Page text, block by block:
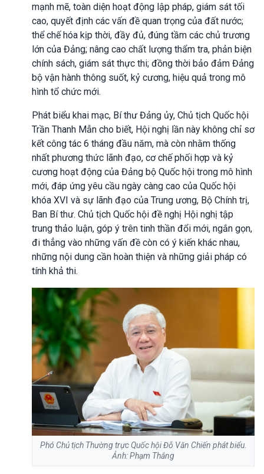
mạnh mẽ, toàn diện hoạt động lập pháp, giám sát tối
cao, quyết định các vấn đề quan trọng của đất nước;
thể chế hóa kịp thời, đầy đủ, đúng tầm các chủ trương
lớn của Đảng; nâng cao chất lượng thẩm tra, phản biện
chính sách, giám sát thực thi; đồng thời bảo đảm Đảng
bộ vận hành thông suốt, kỷ cương, hiệu quả trong mô
hình tổ chức mới.
Phát biểu khai mạc, Bí thư Đảng ủy, Chủ tịch Quốc hội
Trần Thanh Mẫn cho biết, Hội nghị lần này không chỉ sơ
kết công tác 6 tháng đầu năm, mà còn nhằm thống
nhất phương thức lãnh đạo, cơ chế phối hợp và kỷ
cương hoạt động của Đảng bộ Quốc hội trong mô hình
mới, đáp ứng yêu cầu ngày càng cao của Quốc hội
khóa XVI và sự lãnh đạo của Trung ương, Bộ Chính trị,
Ban Bí thư. Chủ tịch Quốc hội đề nghị Hội nghị tập
trung thảo luận, góp ý trên tinh thần đổi mới, ngắn gọn,
đi thẳng vào những vấn đề còn có ý kiến khác nhau,
những nội dung cần hoàn thiện và những giải pháp có
tính khả thi.
Phó Chủ tịch Thường trực Quốc hội Đỗ Văn Chiến phát biểu.
Ảnh: Phạm Thắng